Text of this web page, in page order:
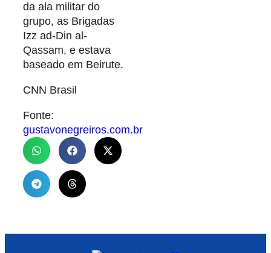
da ala militar do
grupo, as Brigadas
Izz ad-Din al-
Qassam, e estava
baseado em Beirute.
CNN Brasil
Fonte:
gustavonegreiros.com.br